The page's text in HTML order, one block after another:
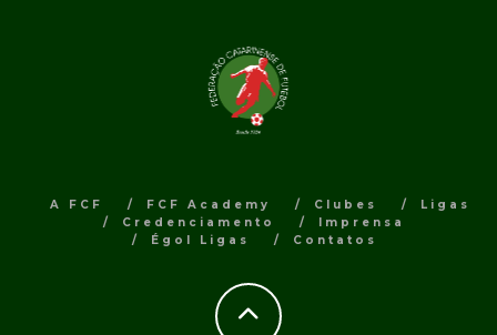
A FCF FCF Academy Clubes
Ligas
Credenciamento
Imprensa
Égol Ligas
Contatos